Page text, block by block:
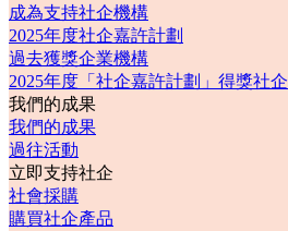
成為支持社企機構
2025年度社企嘉許計劃
過去獲獎企業機構
2025年度「社企嘉許計劃」得獎社企
我們的成果
我們的成果
過往活動
立即支持社企
社會採購
購買社企產品